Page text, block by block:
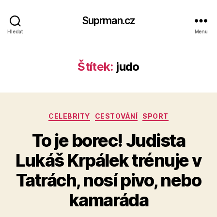
Hledat
Suprman.cz
Menu
Štítek: judo
Rubriky
CELEBRITY CESTOVÁNÍ SPORT
To je borec! Judista
Lukáš Krpálek trénuje v
Tatrách, nosí pivo, nebo
kamaráda